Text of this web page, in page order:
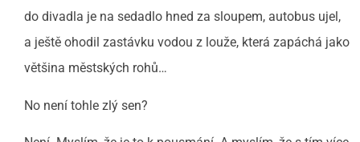
do divadla je na sedadlo hned za sloupem, autobus ujel,
a ještě ohodil zastávku vodou z louže, která zapáchá jako
většina městských rohů…
No není tohle zlý sen?